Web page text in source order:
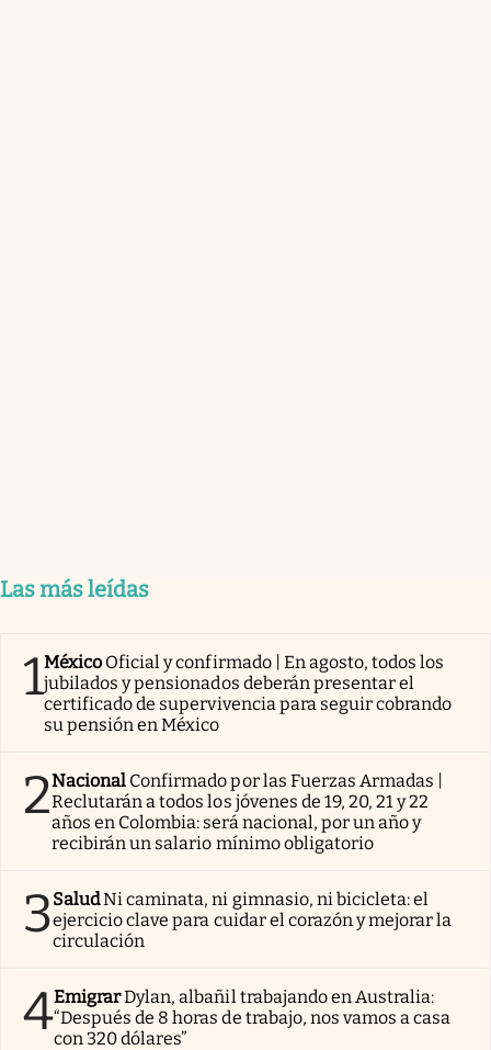
Las más leídas
1México Oficial y confirmado | En agosto, todos los
jubilados y pensionados deberán presentar el
certificado de supervivencia para seguir cobrando
su pensión en México
2Nacional Confirmado por las Fuerzas Armadas |
Reclutarán a todos los jóvenes de 19, 20, 21 y 22
años en Colombia: será nacional, por un año y
recibirán un salario mínimo obligatorio
3SaludNi caminata, ni gimnasio, ni bicicleta: el
ejercicio clave para cuidar el corazón y mejorar la
circulación
4EmigrarDylan, albañil trabajando en Australia:
“Después de 8 horas de trabajo, nos vamos a casa
con 320 dólares”